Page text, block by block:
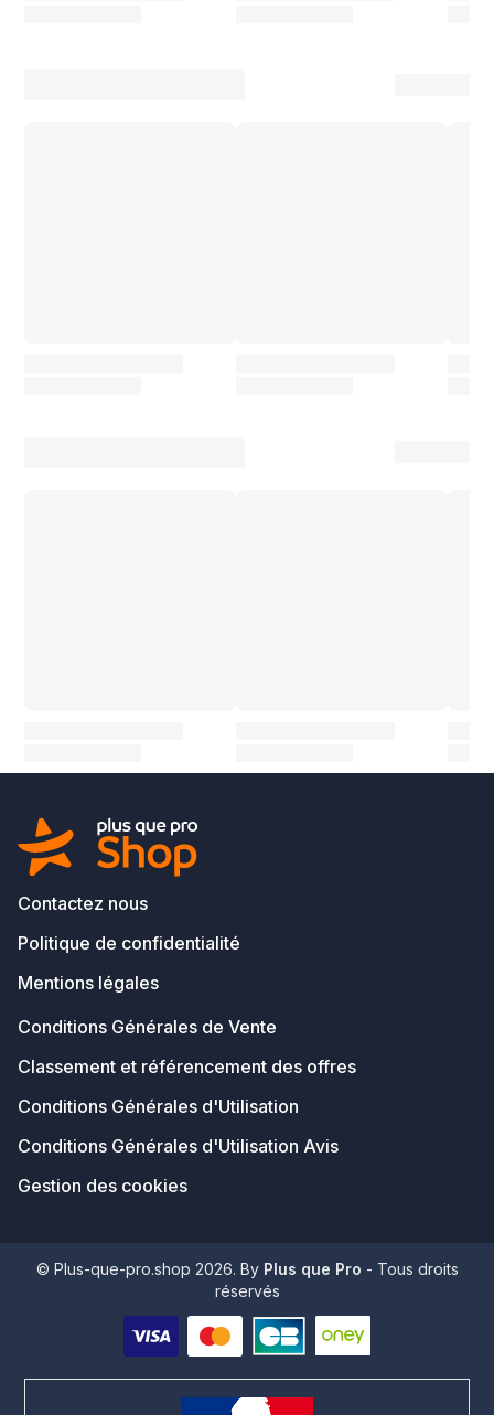
Contactez nous
Politique de confidentialité
Mentions légales
Conditions Générales de Vente
Classement et référencement des offres
Conditions Générales d'Utilisation
Conditions Générales d'Utilisation Avis
Gestion des cookies
© Plus-que-pro.shop 2026. By Plus que Pro - Tous droits
réservés